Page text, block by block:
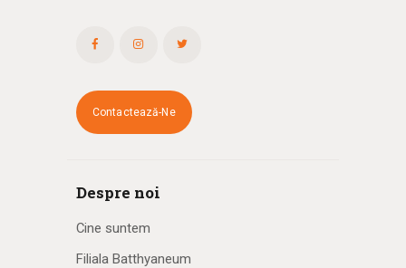
Contactează-Ne
Despre noi
Cine suntem
Filiala Batthyaneum